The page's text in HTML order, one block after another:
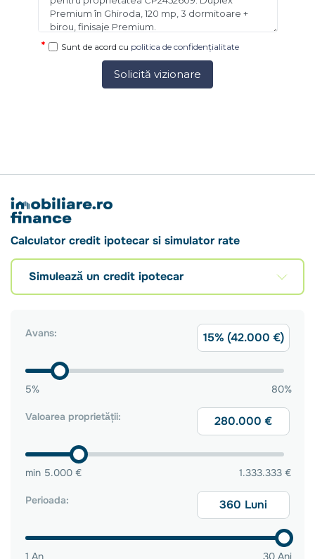
Sunt de acord cu politica de confidențialitate
Solicită vizionare